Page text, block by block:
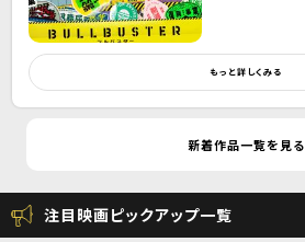
もっと詳しくみる
新着作品一覧を見る
注目映画ピックアップ一覧